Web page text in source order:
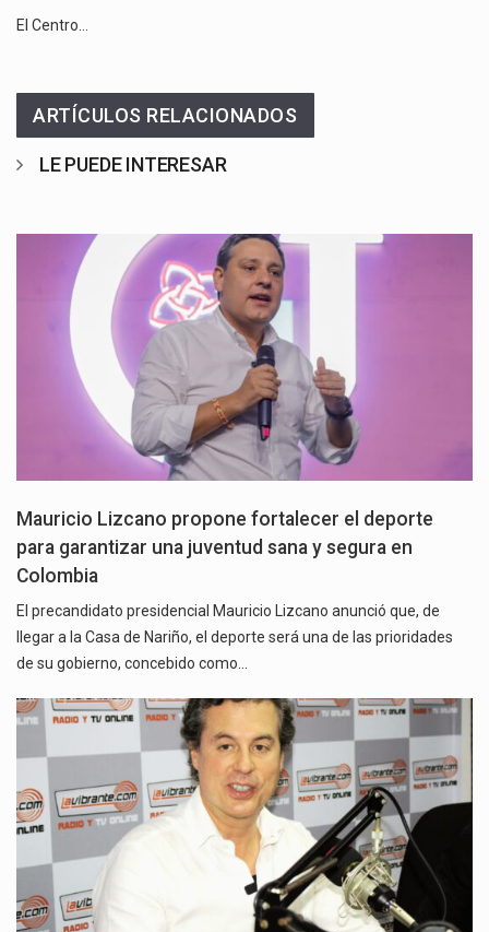
El Centro…
ARTÍCULOS RELACIONADOS
LE PUEDE INTERESAR
Mauricio Lizcano propone fortalecer el deporte
para garantizar una juventud sana y segura en
Colombia
El precandidato presidencial Mauricio Lizcano anunció que, de
llegar a la Casa de Nariño, el deporte será una de las prioridades
de su gobierno, concebido como…